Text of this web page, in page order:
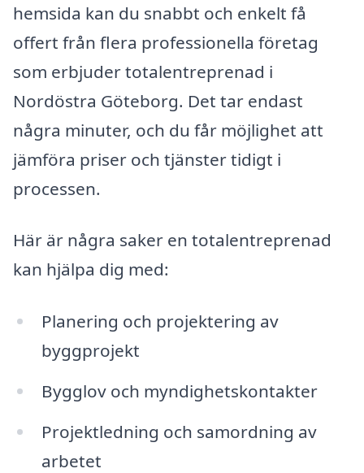
hemsida kan du snabbt och enkelt få
offert från flera professionella företag
som erbjuder totalentreprenad i
Nordöstra Göteborg. Det tar endast
några minuter, och du får möjlighet att
jämföra priser och tjänster tidigt i
processen.
Här är några saker en totalentreprenad
kan hjälpa dig med:
Planering och projektering av
byggprojekt
Bygglov och myndighetskontakter
Projektledning och samordning av
arbetet